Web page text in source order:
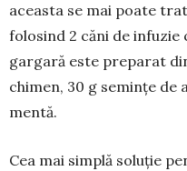
aceasta se mai poate
folosind 2 căni de
gargară este preparat
chimen, 30 g semințe de
mentă.
Cea mai simplă soluție